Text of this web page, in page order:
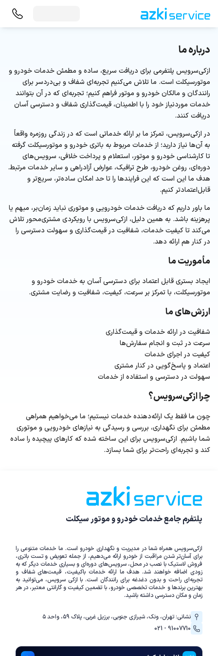
درباره ما
ازکی‌سرویس پلتفرمی برای دریافت سریع، ساده و مطمئن خدمات خودرو و
موتورسیکلت است. ما تلاش می‌کنیم تجربه‌ای شفاف و بی‌دردسر برای
رانندگان و مالکان خودرو و موتور فراهم کنیم؛ تجربه‌ای که در آن بتوانند
خدمات موردنیاز خود را با اطمینان، قیمت‌گذاری شفاف و دسترسی آسان
دریافت کنند.
در ازکی‌سرویس، تمرکز ما بر ارائه خدماتی است که در زندگی روزمره واقعاً
به آن‌ها نیاز دارید؛ از خدمات مربوط به باتری خودرو و موتورسیکلت گرفته
تا کارشناسی خودرو و موتور، استعلام و پرداخت خلافی، سرویس‌های
دوره‌ای، روغن خودرو، طرح ترافیک، عوارض آزادراهی و سایر خدمات مرتبط.
هدف ما این است که این فرایندها را تا حد امکان ساده‌تر، سریع‌تر و
قابل‌اعتمادتر کنیم.
ما باور داریم که دریافت خدمات خودرویی و موتوری نباید زمان‌بر، مبهم یا
پرهزینه باشد. به همین دلیل، ازکی‌سرویس با رویکردی مشتری‌محور تلاش
می‌کند تا کیفیت خدمات، شفافیت در قیمت‌گذاری و سهولت دسترسی را
در کنار هم ارائه دهد.
مأموریت ما
ایجاد بستری قابل اعتماد برای دسترسی آسان به خدمات خودرو و
موتورسیکلت، با تمرکز بر سرعت، کیفیت، شفافیت و رضایت مشتری.
ارزش‌های ما
شفافیت در ارائه خدمات و قیمت‌گذاری
سرعت در ثبت و انجام سفارش‌ها
کیفیت در اجرای خدمات
اعتماد و پاسخ‌گویی در کنار مشتری
سهولت در دسترسی و استفاده از خدمات
چرا ازکی‌سرویس؟
چون ما فقط یک ارائه‌دهنده خدمات نیستیم؛ ما می‌خواهیم همراهی
مطمئن برای نگهداری، بررسی و رسیدگی به نیازهای خودرویی و موتوری
شما باشیم. ازکی‌سرویس برای این ساخته شده که کارهای پیچیده را ساده
کند و تجربه‌ای راحت‌تر برای شما بسازد.
پلتفرم جامع خدمات خودرو و موتور سیکلت
ازکی‌سرویس همراه شما در مدیریت و نگهداری خودرو است. ما خدمات متنوعی را
برای آسان‌تر شدن مراقبت از خودرو ارائه می‌دهیم، از جمله تعویض و تست باتری،
فروش لاستیک با نصب در محل، سرویس‌های دوره‌ای و بسیاری خدمات دیگر که به
زودی اضافه خواهند شد. هدف ما ارائه خدمات باکیفیت، قیمت‌های شفاف و
تجربه‌ای راحت و بدون دغدغه برای رانندگان است. با ازکی سرویس، می‌توانید به
بهترین برندها و خدمات تخصصی خودرو، با تضمین کیفیت و گارانتی معتبر، در هر
زمان و مکان دسترسی داشته باشید.
نشانی: تهران، ونک، شیرازی جنوبی، برزیل غربی، پلاک ۵۹، واحد ۵
021 - 91007710